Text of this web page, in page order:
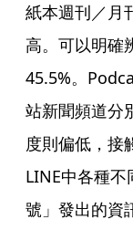
紙本週刊／月
高。可以明確
45.5%。
站新聞頻道分
度則偏低，接
LINE中各種不
號」發出的資